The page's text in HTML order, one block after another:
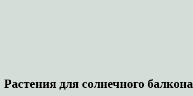
Растения для солнечного балкона